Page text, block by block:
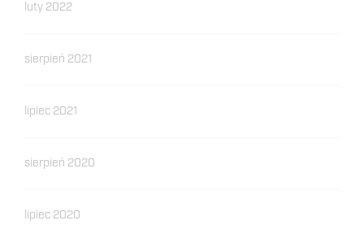
luty 2022
sierpień 2021
lipiec 2021
sierpień 2020
lipiec 2020